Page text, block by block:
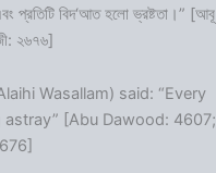
প্রতিটি বিদ‘আত হলো ভ্রষ্টতা।” [আবূ
২৬৭৬]
Wasallam) said: “Every
[Abu Dawood: 4607;